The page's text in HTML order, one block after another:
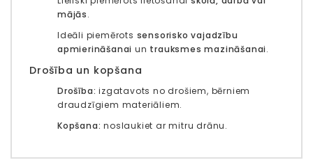
mājās.
Ideāli piemērots sensorisko vajadzību
apmierināšanai un trauksmes mazināšanai.
Drošība un kopšana
Drošība: izgatavots no drošiem, bērniem
draudzīgiem materiāliem.
Kopšana: noslaukiet ar mitru drānu.